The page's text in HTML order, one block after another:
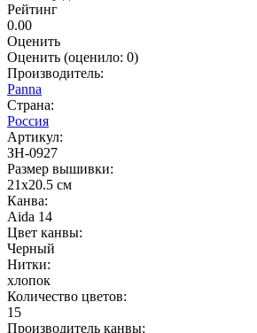
Рейтинг
0.00
Оценить
Оценить (оценило: 0)
Производитель:
Panna
Страна:
Россия
Артикул:
ЗН-0927
Размер вышивки:
21x20.5 см
Канва:
Aida 14
Цвет канвы:
Черный
Нитки:
хлопок
Количество цветов:
15
Производитель канвы: